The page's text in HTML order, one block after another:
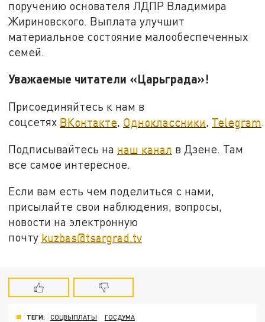
поручению основателя ЛДПР Владимира
Жириновского. Выплата улучшит
материальное состояние малообеспеченных
семей.
Уважаемые читатели «Царьграда»!
Присоединяйтесь к нам в
соцсетях ВКонтакте, Одноклассники, Telegram.
Подписывайтесь на наш канал в Дзене. Там
все самое интересное.
Если вам есть чем поделиться с нами,
присылайте свои наблюдения, вопросы,
новости на электронную
почту kuzbas@tsargrad.tv
ТЕГИ: СОЦВЫПЛАТЫ ГОСДУМА